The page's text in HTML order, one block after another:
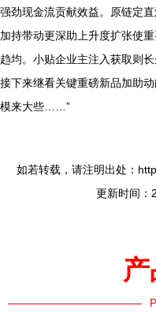
强劲现金流贡献效益。原链定
加持带动更深助上升度扩张使
趋均。小贴企业主注入获取则
接下来继看关键重磅新品加助
模来大些……”
如若转载，请注明出处：
更新时间：